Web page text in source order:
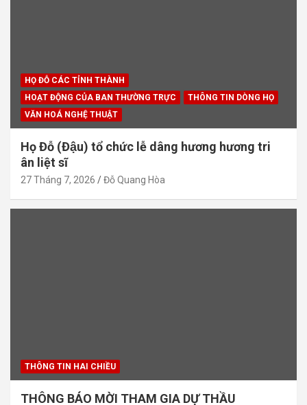
HỌ ĐỖ CÁC TỈNH THÀNH
HOẠT ĐỘNG CỦA BAN THƯỜNG TRỰC
THÔNG TIN DÒNG HỌ
VĂN HOÁ NGHỆ THUẬT
Họ Đỗ (Đậu) tổ chức lễ dâng hương hương tri
ân liệt sĩ
27 Tháng 7, 2026 Đỗ Quang Hòa
THÔNG TIN HAI CHIỀU
THÔNG BÁO MỜI THAM GIA DỰ THẦU